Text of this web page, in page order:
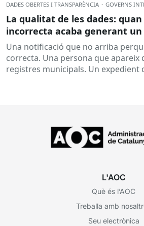
DADES OBERTES I TRANSPARÈNCIA · GOVERNS
La qualitat de les dades:
incorrecta acaba generant
Una notificació que no arriba
correcta. Una persona que apareix
registres municipals. Un expedient
L'AOC
Què és l’AOC
Treballa amb
Seu electrònica